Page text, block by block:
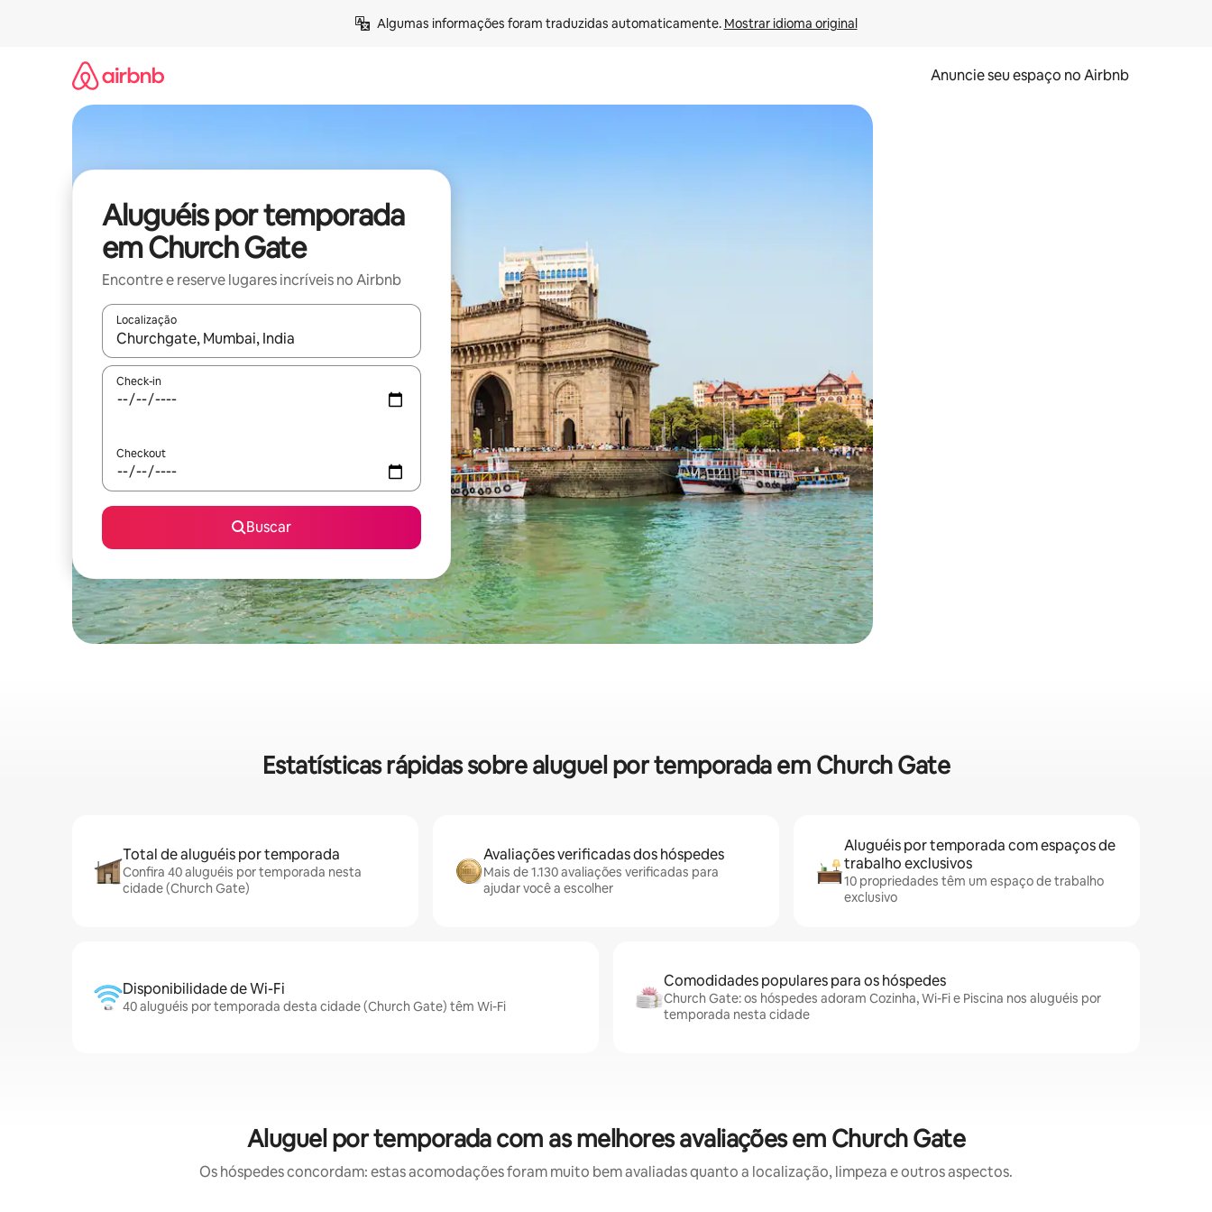
Algumas informações foram traduzidas automaticamente. Mostrar idioma original
Anuncie seu espaço no Airbnb
Aluguéis por temporada
em Church Gate
Encontre e reserve lugares incríveis no Airbnb
Localização
Quando os resultados estiverem disponíveis, explore-os usando as seta para cima e para baixo do teclado ou tocando e deslizando o dedo na tela.
Check-in
Checkout
Buscar
Estatísticas rápidas sobre aluguel por temporada em Church Gate
Total de aluguéis por temporada
Confira 40 aluguéis por temporada nesta
cidade (Church Gate)
Avaliações verificadas dos hóspedes
Mais de 1.130 avaliações verificadas para
ajudar você a escolher
Aluguéis por temporada com espaços de
trabalho exclusivos
10 propriedades têm um espaço de trabalho
exclusivo
Disponibilidade de Wi-Fi
40 aluguéis por temporada desta cidade (Church Gate) têm Wi-Fi
Comodidades populares para os hóspedes
Church Gate: os hóspedes adoram Cozinha, Wi-Fi e Piscina nos aluguéis por
temporada nesta cidade
Aluguel por temporada com as melhores avaliações em Church Gate
Os hóspedes concordam: estas acomodações foram muito bem avaliadas quanto a localização, limpeza e outros aspectos.